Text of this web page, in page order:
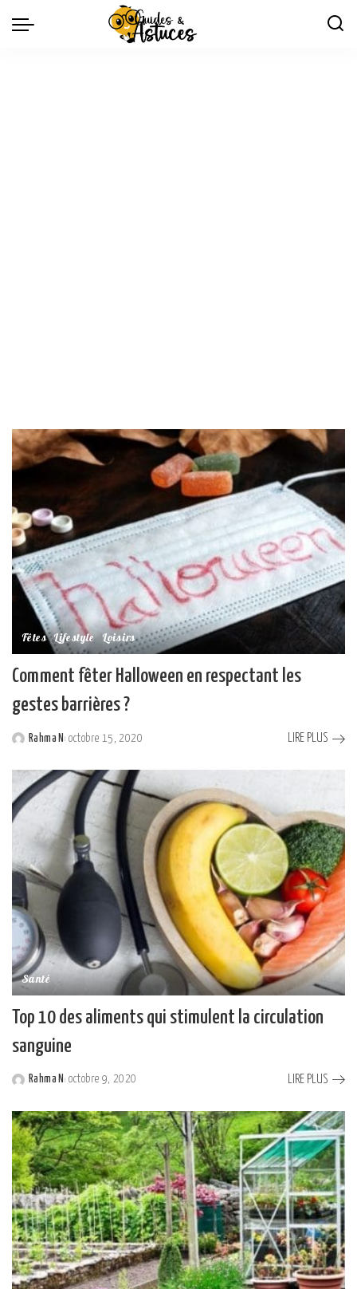
Fêtes Lifestyle Loisirs
Comment fêter Halloween en respectant les
gestes barrières ?
Posted
by
Rahma N octobre 15, 2020 LIRE PLUS
Santé
Top 10 des aliments qui stimulent la circulation
sanguine
Posted
Rahma N octobre 9, 2020 LIRE PLUS